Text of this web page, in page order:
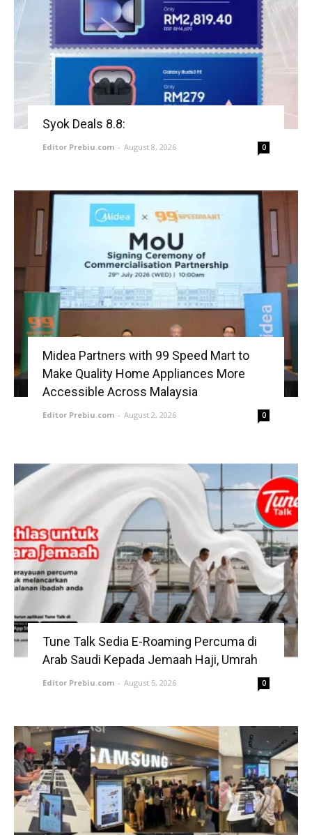
Syok Deals 8.8:
Editor Prebiu.com - August 8, 2026 0
Midea Partners with 99 Speed Mart to
Make Quality Home Appliances More
Accessible Across Malaysia
Editor Prebiu.com - August 2, 2026 0
Tune Talk Sedia E-Roaming Percuma di
Arab Saudi Kepada Jemaah Haji, Umrah
Editor Prebiu.com - August 5, 2026 0